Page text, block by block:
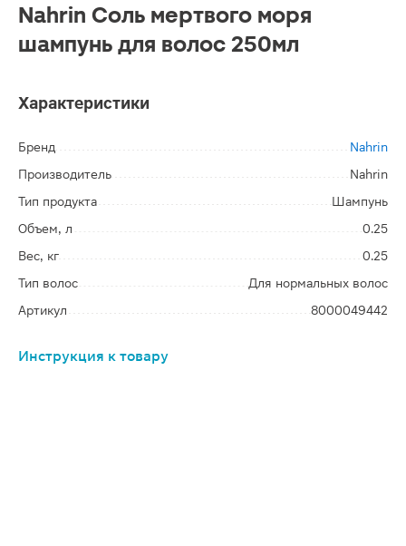
Nahrin Соль мертвого моря
шампунь для волос 250мл
Характеристики
Бренд
Nahrin
Производитель
Nahrin
Тип продукта
Шампунь
Объем, л
0.25
Вес, кг
0.25
Тип волос
Для нормальных волос
Артикул
8000049442
Инструкция к товару